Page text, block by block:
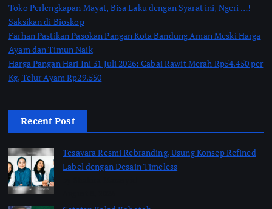
Toko Perlengkapan Mayat, Bisa Laku dengan Syarat ini, Ngeri …!
Saksikan di Bioskop
Farhan Pastikan Pasokan Pangan Kota Bandung Aman Meski Harga
Ayam dan Timun Naik
Harga Pangan Hari Ini 31 Juli 2026: Cabai Rawit Merah Rp54.450 per
Kg, Telur Ayam Rp29.550
Recent Post
Tesavara Resmi Rebranding, Usung Konsep Refined
Label dengan Desain Timeless